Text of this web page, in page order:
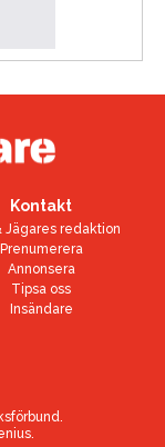
Kontakt
Jägares redaktion
Prenumerera
Annonsera
Tipsa oss
Insändare
.
.